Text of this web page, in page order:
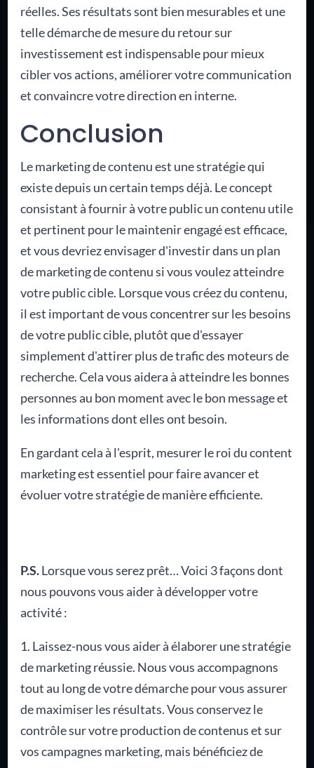
réelles. Ses résultats sont bien mesurables et une
telle démarche de mesure du retour sur
investissement est indispensable pour mieux
cibler vos actions, améliorer votre communication
et convaincre votre direction en interne.
Conclusion
Le marketing de contenu est une stratégie qui
existe depuis un certain temps déjà. Le concept
consistant à fournir à votre public un contenu utile
et pertinent pour le maintenir engagé est efficace,
et vous devriez envisager d'investir dans un plan
de marketing de contenu si vous voulez atteindre
votre public cible. Lorsque vous créez du contenu,
il est important de vous concentrer sur les besoins
de votre public cible, plutôt que d'essayer
simplement d'attirer plus de trafic des moteurs de
recherche. Cela vous aidera à atteindre les bonnes
personnes au bon moment avec le bon message et
les informations dont elles ont besoin.
En gardant cela à l'esprit, mesurer le roi du content
marketing est essentiel pour faire avancer et
évoluer votre stratégie de manière efficiente.
P.S.Lorsque vous serez prêt… Voici 3 façons dont
nous pouvons vous aider à développer votre
activité :
1. Laissez-nous vous aider à élaborer une stratégie
de marketing réussie. Nous vous accompagnons
tout au long de votre démarche pour vous assurer
de maximiser les résultats. Vous conservez le
contrôle sur votre production de contenus et sur
vos campagnes marketing, mais bénéficiez de